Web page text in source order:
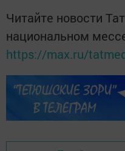
Читайте новости
национальном
https://max.ru/